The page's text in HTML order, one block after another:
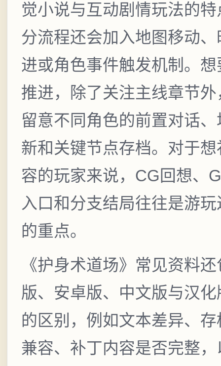
觉小说与互动剧情玩法的
分流程还会加入地图移动
进或角色事件触发机制。
推进，除了关注主线章节
留意不同角色的前置对话
新和关键节点存档。对于
容的玩家来说，CG回想、
入口和分支结局往往是游
的重点。
《护身术道场》常见资料
版、安卓版、中文版与汉
的区别，例如文本差异、
兼容、补丁内容是否完整